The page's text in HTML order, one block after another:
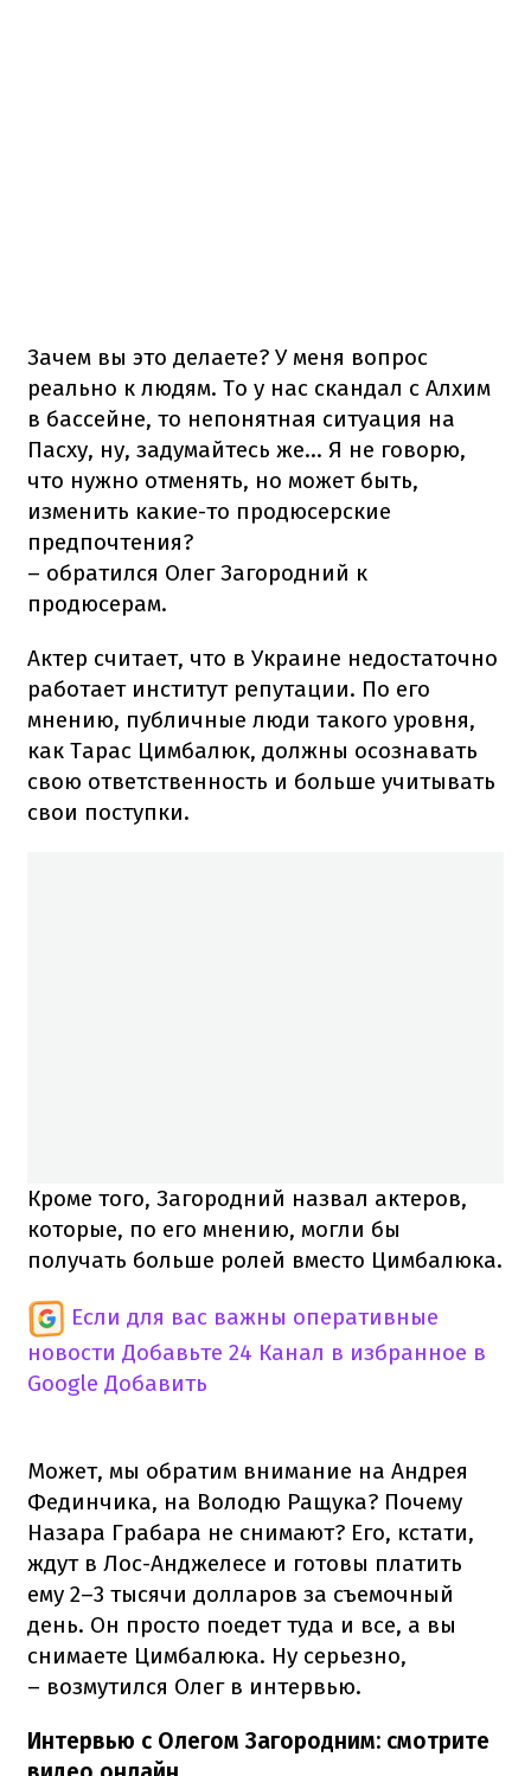
Зачем вы это делаете? У меня вопрос
реально к людям. То у нас скандал с Алхим
в бассейне, то непонятная ситуация на
Пасху, ну, задумайтесь же... Я не говорю,
что нужно отменять, но может быть,
изменить какие-то продюсерские
предпочтения?
– обратился Олег Загородний к
продюсерам.
Актер считает, что в Украине недостаточно
работает институт репутации. По его
мнению, публичные люди такого уровня,
как Тарас Цимбалюк, должны осознавать
свою ответственность и больше учитывать
свои поступки.
Кроме того, Загородний назвал актеров,
которые, по его мнению, могли бы
получать больше ролей вместо Цимбалюка.
Если для вас важны оперативные
новости Добавьте 24 Канал в избранное в
Google Добавить
Может, мы обратим внимание на Андрея
Фединчика, на Володю Ращука? Почему
Назара Грабара не снимают? Его, кстати,
ждут в Лос-Анджелесе и готовы платить
ему 2–3 тысячи долларов за съемочный
день. Он просто поедет туда и все, а вы
снимаете Цимбалюка. Ну серьезно,
– возмутился Олег в интервью.
Интервью с Олегом Загородним: смотрите